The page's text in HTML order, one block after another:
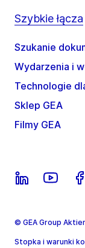
Szybkie łącza
Szukanie
Wydarzenia i
Technologie
Sklep GEA
Filmy GEA
© GEA Group
Stopka i warunki